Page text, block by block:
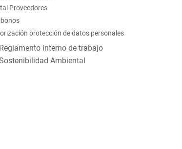
Proveedores
protección de datos personales
Reglamento interno de trabajo
Ambiental